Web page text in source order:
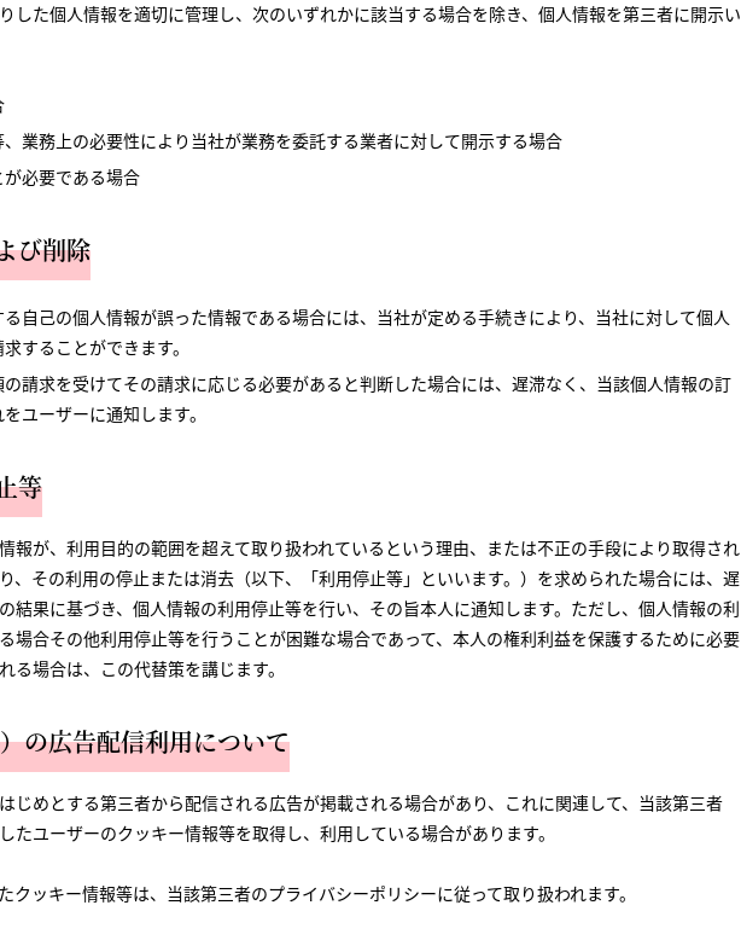
した個人情報を適切に管理し、次のいずれかに該当する場合を除き、個人情報を第三者に開示い
業務上の必要性により当社が業務を委託する業者に対して開示する場合
必要である場合
び削除
自己の個人情報が誤った情報である場合には、当社が定める手続きにより、当社に対して個人
することができます。
請求を受けてその請求に応じる必要があると判断した場合には、遅滞なく、当該個人情報の訂
ユーザーに通知します。
等
報が、利用目的の範囲を超えて取り扱われているという理由、または不正の手段により取得され
、その利用の停止または消去（以下、「利用停止等」といいます。）を求められた場合には、遅
結果に基づき、個人情報の利用停止等を行い、その旨本人に通知します。ただし、個人情報の利
場合その他利用停止等を行うことが困難な場合であって、本人の権利利益を保護するために必要
る場合は、この代替策を講じます。
の広告配信利用について
じめとする第三者から配信される広告が掲載される場合があり、これに関連して、当該第三者
たユーザーのクッキー情報等を取得し、利用している場合があります。
クッキー情報等は、当該第三者のプライバシーポリシーに従って取り扱われます。